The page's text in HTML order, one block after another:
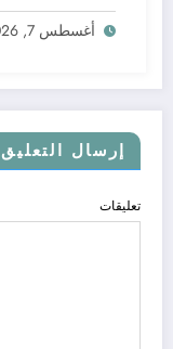
أغسطس 7, 2026
إرسال التعليق
تعليقات